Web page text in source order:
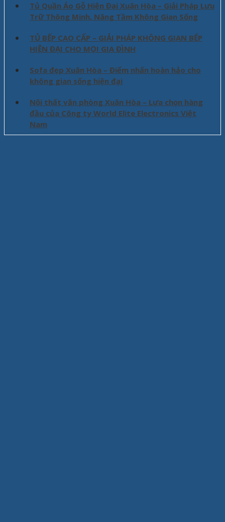
Tủ Quần Áo Gỗ Hiện Đại Xuân Hòa – Giải Pháp Lưu
Trữ Thông Minh, Nâng Tầm Không Gian Sống
TỦ BẾP CAO CẤP – GIẢI PHÁP KHÔNG GIAN BẾP
HIỆN ĐẠI CHO MỌI GIA ĐÌNH
Sofa đẹp Xuân Hòa – Điểm nhấn hoàn hảo cho
không gian sống hiện đại
Nội thất văn phòng Xuân Hòa – Lựa chọn hàng
đầu của Công ty World Elite Electronics Việt
Nam